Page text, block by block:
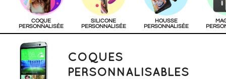
COQUE
PERSONNALISÉE
SILICONE
PERSONNALISÉE
HOUSSE
PERSONNALISÉE
COQUES
PERSONNALISABLES